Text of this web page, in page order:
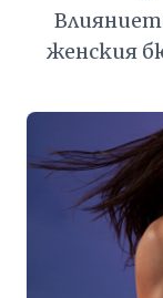
женския